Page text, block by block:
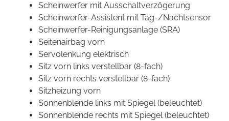
Scheinwerfer mit Ausschaltverzögerung
Scheinwerfer-Assistent mit Tag-/Nachtsensor
Scheinwerfer-Reinigungsanlage (SRA)
Seitenairbag vorn
Servolenkung elektrisch
Sitz vorn links verstellbar (8-fach)
Sitz vorn rechts verstellbar (8-fach)
Sitzheizung vorn
Sonnenblende links mit Spiegel (beleuchtet)
Sonnenblende rechts mit Spiegel (beleuchtet)